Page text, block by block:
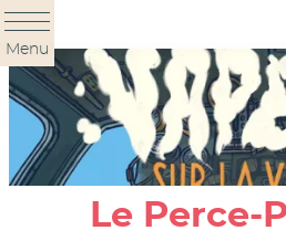
Panneau de gestion des cookies
Menu
Le Perce-